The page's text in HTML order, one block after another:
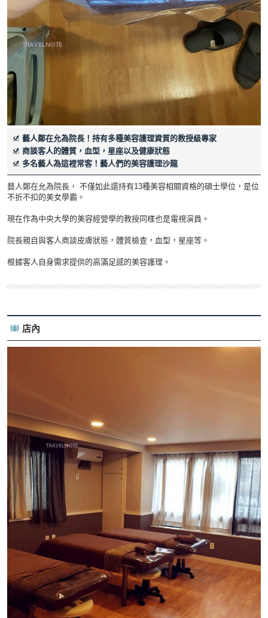
藝人鄭在允為院長！持有多種美容護理資質的教授級專家
商談客人的體質，血型，星座以及健康狀態
多名藝人為這裡常客！藝人們的美容護理沙龍
藝人鄭在允為院長， 不僅如此還持有13種美容相關資格的碩士學位，是位
不折不扣的美女學霸。
現在作為中央大學的美容經營學的教授同樣也是電視演員。
院長親自與客人商談皮膚狀態，體質檢查，血型，星座等。
根據客人自身需求提供的高滿足感的美容護理。
店內